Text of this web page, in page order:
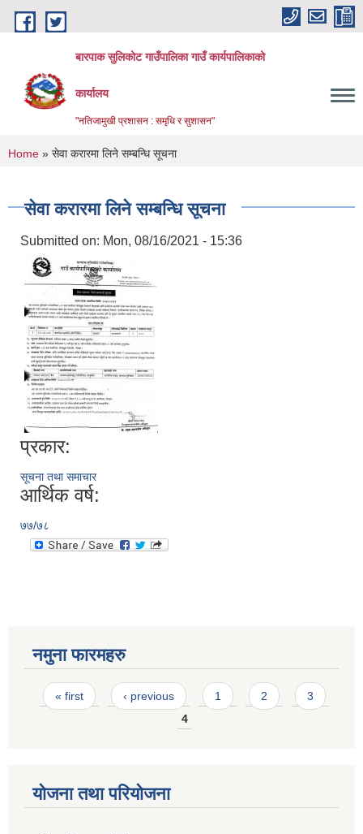
Skip to main content
बारपाक सुलिकोट गाउँपालिका गाउँ कार्यपालिकाको
कार्यालय
"नतिजामुखी प्रशासन : समृधि र सुशासन"
You are here
Home » सेवा करारमा लिने सम्बन्धि सूचना
सेवा करारमा लिने सम्बन्धि सूचना
Submitted on: Mon, 08/16/2021 - 15:36
प्रकार:
सूचना तथा समाचार
आर्थिक वर्ष:
७७/७८
नमुना फारमहरु
Pages
« first ‹ previous 1 2
3
4
योजना तथा परियोजना